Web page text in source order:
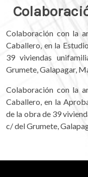
Colaboración con la
Caballero, en la
39 viviendas
Grumete, Galapagar,
Colaboración con la
Caballero, en la
de la obra de 39
c/ del Grumete,